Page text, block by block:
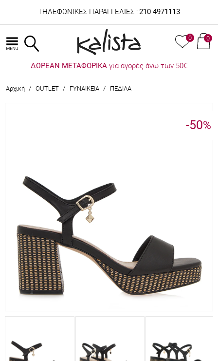
ΤΗΛΕΦΩΝΙΚΕΣ ΠΑΡΑΓΓΕΛΙΕΣ : 210 4971113
0 0
ΔΩΡΕΑΝ ΜΕΤΑΦΟΡΙΚΑ για αγορές άνω των 50€
Αρχική / OUTLET / ΓΥΝΑΙΚΕΙΑ / ΠΕΔΙΛΑ
-50%